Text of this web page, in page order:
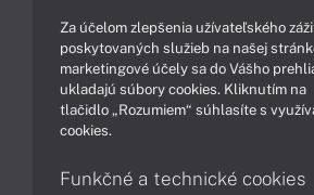
Technológie
Obsah
Možnosti
Podpora a servis
Servisné služby
Za účelom zlepšenia užívateľského
poskytovaných služieb na našej
marketingové účely sa do Vášho
ukladajú súbory cookies. Kliknutím na
tlačidlo „Rozumiem“ súhlasíte s
cookies.
Funkčné a technické cookies